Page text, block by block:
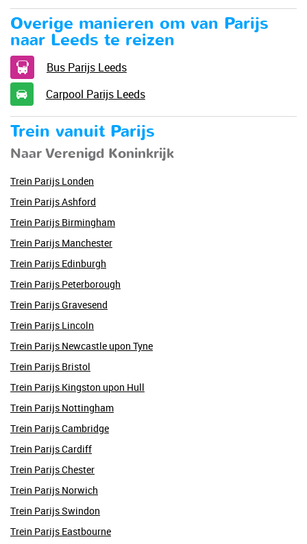
Overige manieren om van Parijs
naar Leeds te reizen
Bus Parijs Leeds
Carpool Parijs Leeds
Trein vanuit Parijs
Naar Verenigd Koninkrijk
Trein Parijs Londen
Trein Parijs Ashford
Trein Parijs Birmingham
Trein Parijs Manchester
Trein Parijs Edinburgh
Trein Parijs Peterborough
Trein Parijs Gravesend
Trein Parijs Lincoln
Trein Parijs Newcastle upon Tyne
Trein Parijs Bristol
Trein Parijs Kingston upon Hull
Trein Parijs Nottingham
Trein Parijs Cambridge
Trein Parijs Cardiff
Trein Parijs Chester
Trein Parijs Norwich
Trein Parijs Swindon
Trein Parijs Eastbourne